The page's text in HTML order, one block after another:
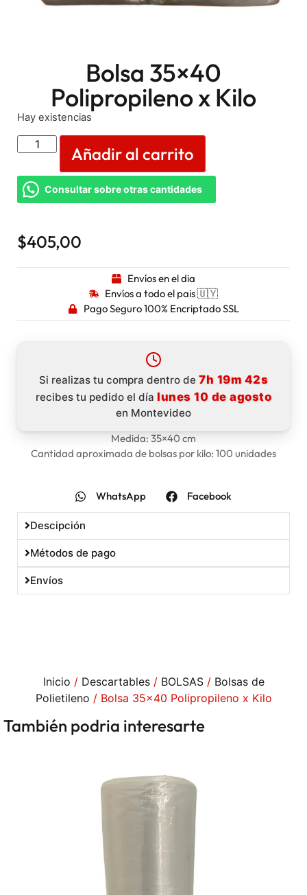
Bolsa 35×40
Polipropileno x Kilo
Hay existencias
Añadir al carrito
Consultar sobre otras cantidades
$405,00
Envíos en el dia
Envíos a todo el pais 🇺🇾
Pago Seguro 100% Encriptado SSL
Si realizas tu compra dentro de7h 19m 41s
recibes tu pedido el día lunes 10 de agosto
en Montevideo
Medida: 35×40 cm
Cantidad aproximada de bolsas por kilo: 100 unidades
WhatsApp Facebook
Descipción
Métodos de pago
Envíos
Inicio / Descartables/ BOLSAS/ Bolsas de
Polietileno / Bolsa 35×40 Polipropileno x Kilo
También podria interesarte